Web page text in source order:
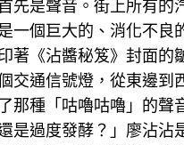
是聲音。街上所有
個巨大的、消化不良
《沾醬秘笈》封面
通信號燈，從東邊
種「咕嚕咕嚕」的
過度發酵？」廖沾沾